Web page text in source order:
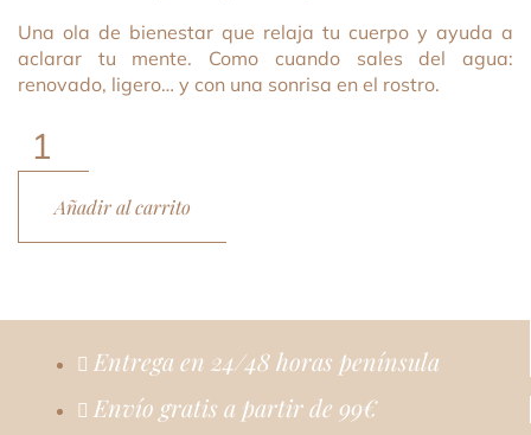
Una ola de bienestar que relaja tu cuerpo y ayuda a
aclarar tu mente. Como cuando sales del agua:
renovado, ligero… y con una sonrisa en el rostro.
The
Cryo
cantidad
Añadir al carrito
Entrega en 24/48 horas península
Envío gratis a partir de 99€